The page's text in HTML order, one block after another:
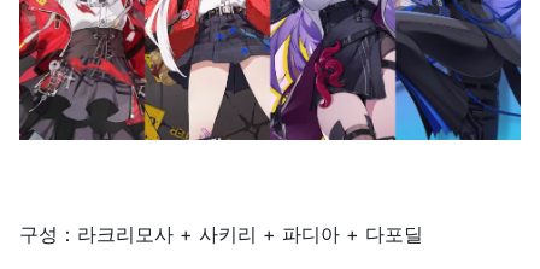
구성：라크리모사 + 사키리 + 파디아 + 다포딜